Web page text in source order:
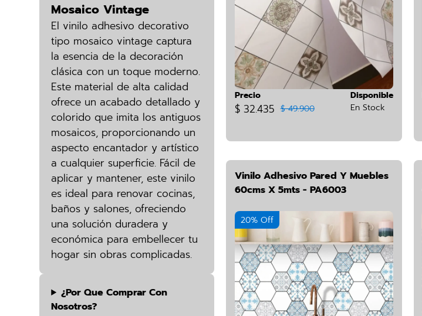
Mosaico Vintage
El vinilo adhesivo decorativo
tipo mosaico vintage captura
la esencia de la decoración
clásica con un toque moderno.
Este material de alta calidad
ofrece un acabado detallado y
colorido que imita los antiguos
mosaicos, proporcionando un
aspecto encantador y artístico
a cualquier superficie. Fácil de
aplicar y mantener, este vinilo
es ideal para renovar cocinas,
baños y salones, ofreciendo
una solución duradera y
económica para embellecer tu
hogar sin obras complicadas.
¿por Que Comprar Con
Nosotros?
Precio
$ 32.435 $ 49.900
Disponible
En Stock
Vinilo Adhesivo Pared Y Muebles
60cms X 5mts - PA6003
20% Off